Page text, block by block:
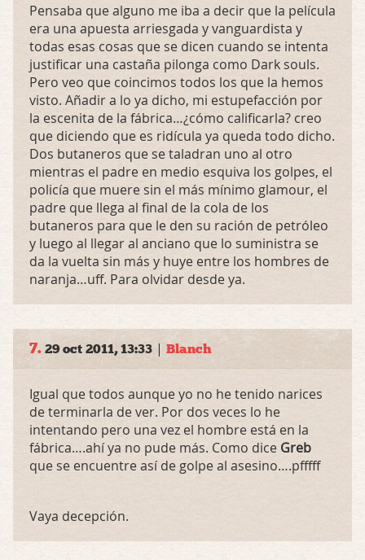
Pensaba que alguno me iba a decir que la película
era una apuesta arriesgada y vanguardista y
todas esas cosas que se dicen cuando se intenta
justificar una castaña pilonga como Dark souls.
Pero veo que coincimos todos los que la hemos
visto. Añadir a lo ya dicho, mi estupefacción por
la escenita de la fábrica…¿cómo calificarla? creo
que diciendo que es ridícula ya queda todo dicho.
Dos butaneros que se taladran uno al otro
mientras el padre en medio esquiva los golpes, el
policía que muere sin el más mínimo glamour, el
padre que llega al final de la cola de los
butaneros para que le den su ración de petróleo
y luego al llegar al anciano que lo suministra se
da la vuelta sin más y huye entre los hombres de
naranja…uff. Para olvidar desde ya.
7. 29 oct 2011, 13:33 | Blanch
Igual que todos aunque yo no he tenido narices
de terminarla de ver. Por dos veces lo he
intentando pero una vez el hombre está en la
fábrica….ahí ya no pude más. Como dice Greb
que se encuentre así de golpe al asesino….pfffff
Vaya decepción.